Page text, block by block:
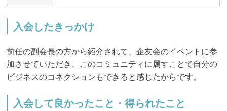
入会したきっかけ
前任の副会長の方から紹介されて、企友会のイベントに参
加させていただき、このコミュニティに属すことで自分の
ビジネスのコネクションもできると感じたからです。
入会して良かったこと・得られたこと